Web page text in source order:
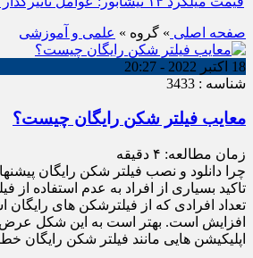
صفحه اصلی » گروه » علمی و آموزشی
18 اکتبر 2022 - 20:27
شناسه : 3433
معایب فیلتر شکن رایگان چیست؟
زمان مطالعه: ۴ دقیقه
چرا دانلود و نصب فیلتر شکن رایگان
تاکید بسیاری از افراد به عدم استفاده از
تعداد افرادی که از فیلترشکن های رایگان
افزایش است. بهتر است به این شکل عرض
اپلیکیشن هایی مانند فیلتر شکن رایگان